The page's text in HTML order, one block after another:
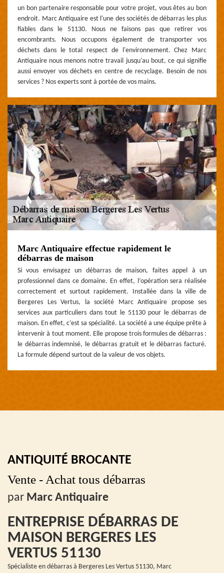
un bon partenaire responsable pour votre projet, vous êtes au bon
endroit. Marc Antiquaire est l'une des sociétés de débarras les plus
fiables dans le 51130. Nous ne faisons pas que retirer vos
encombrants. Nous occupons également de transporter vos
déchets dans le total respect de l'environnement. Chez Marc
Antiquaire nous menons notre travail jusqu'au bout, ce qui signifie
aussi envoyer vos déchets en centre de recyclage. Besoin de nos
services ? Nos experts sont à portée de vos mains.
Marc Antiquaire effectue rapidement le
débarras de maison
Si vous envisagez un débarras de maison, faites appel à un
professionnel dans ce domaine. En effet, l’opération sera réalisée
correctement et surtout rapidement. Installée dans la ville de
Bergeres Les Vertus, la société Marc Antiquaire propose ses
services aux particuliers dans tout le 51130 pour le débarras de
maison. En effet, c’est sa spécialité. La société a une équipe prête à
intervenir à tout moment. Elle propose trois formules de débarras :
le débarras indemnisé, le débarras gratuit et le débarras facturé.
La formule dépend surtout de la valeur de vos objets.
ANTIQUITÉ BROCANTE
Vente - Achat tous débarras
par Marc Antiquaire
ENTREPRISE DÉBARRAS DE
MAISON BERGERES LES
VERTUS 51130
Spécialiste en débarras à Bergeres Les Vertus 51130, Marc